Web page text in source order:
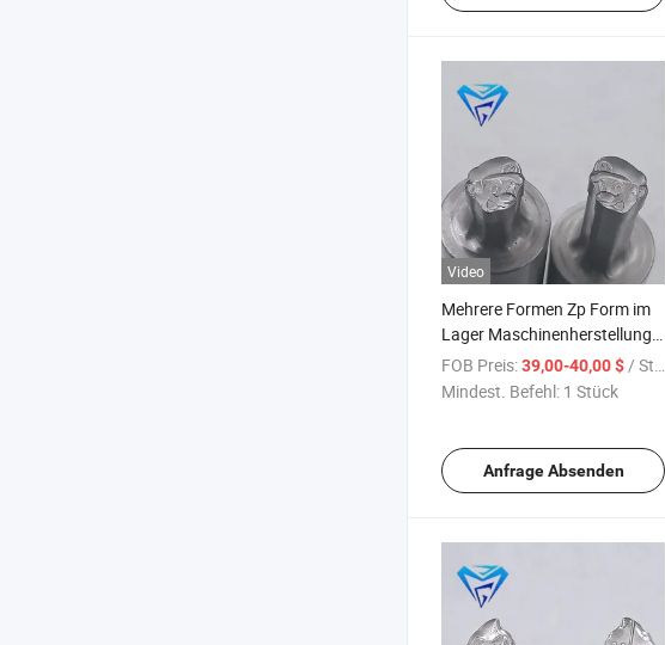
Video
Mehrere Formen Zp Form im
Lager Maschinenherstellung
Formzubehör Formmaschine
Drehmaschine
FOB Preis:39,00-40,00 $/ Stück
Mindest. Befehl: 1 Stück
Anfrage Absenden